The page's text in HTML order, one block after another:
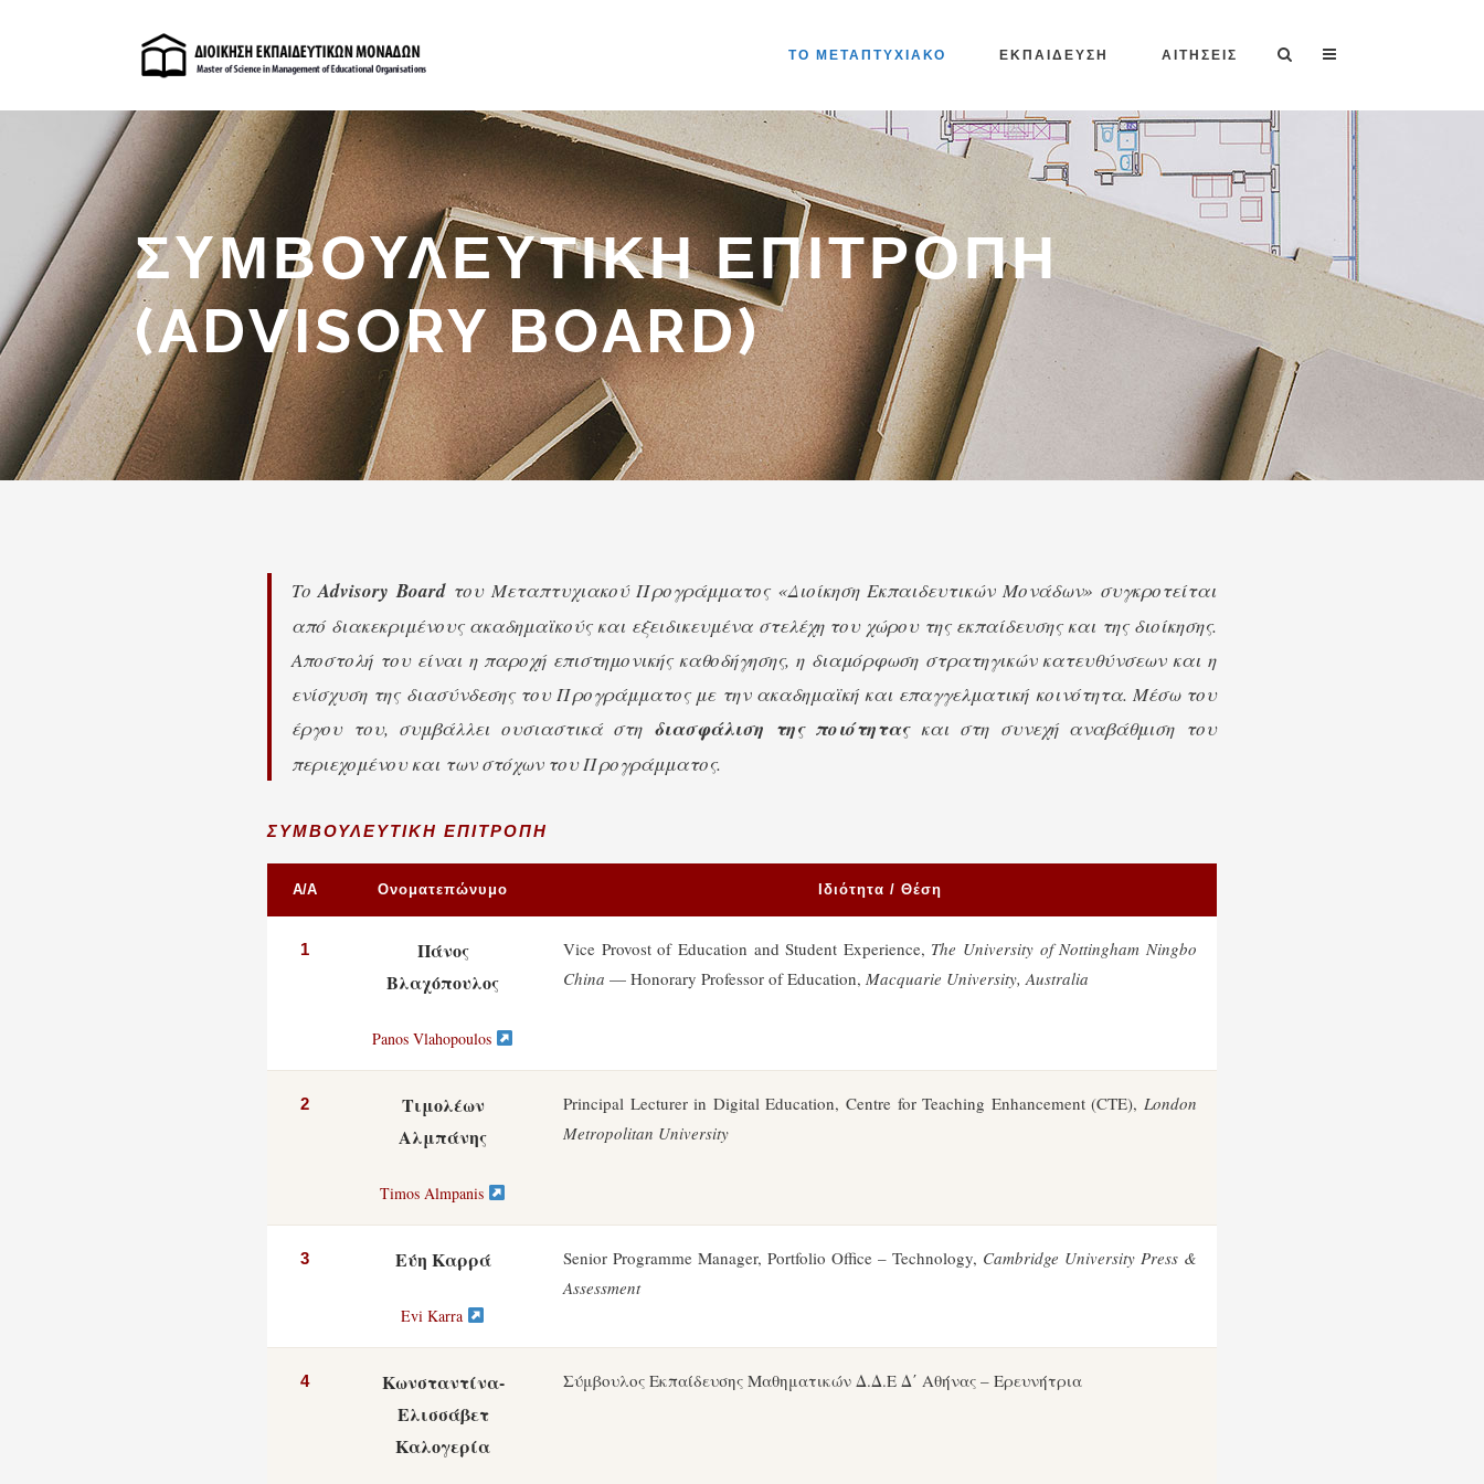
ΤΟ ΜΕΤΑΠΤΥΧΙΑΚΟ ΕΚΠΑΙΔΕΥΣΗ ΑΙΤΗΣΕΙΣ
ΣΥΜΒΟΥΛΕΥΤΙΚΉ ΕΠΙΤΡΟΠΉ
(ADVISORY BOARD)
ΤοAdvisory Boardτου Μεταπτυχιακού Προγράμματος «Διοίκηση Εκπαιδευτικών Μονάδων» συγκροτείται
από διακεκριμένους ακαδημαϊκούς και εξειδικευμένα στελέχη του χώρου της εκπαίδευσης και της διοίκησης.
Αποστολή του είναι η παροχή επιστημονικής καθοδήγησης, η διαμόρφωση στρατηγικών κατευθύνσεων και η
ενίσχυση της διασύνδεσης του Προγράμματος με την ακαδημαϊκή και επαγγελματική κοινότητα. Μέσω του
έργου του, συμβάλλει ουσιαστικά στη διασφάλιση της ποιότηταςκαι στη συνεχή αναβάθμιση του
περιεχομένου και των στόχων του Προγράμματος.
ΣΥΜΒΟΥΛΕΥΤΙΚΉ ΕΠΙΤΡΟΠΉ
Α/Α Ονοματεπώνυμο Ιδιότητα / Θέση
1
Πάνος
Βλαχόπουλος
Panos Vlahopoulos
Vice Provost of Education and Student Experience, The University of Nottingham Ningbo
China — Honorary Professor of Education, Macquarie University, Australia
2
Τιμολέων
Αλμπάνης
Timos Almpanis
Principal Lecturer in Digital Education, Centre for Teaching Enhancement (CTE), London
Metropolitan University
3 Εύη Καρρά
Evi Karra
Senior Programme Manager, Portfolio Office – Technology, Cambridge University Press &
Assessment
4
Κωνσταντίνα-
Ελισσάβετ
Καλογερία
Σύμβουλος Εκπαίδευσης Μαθηματικών Δ.Δ.Ε Δ΄ Αθήνας – Ερευνήτρια